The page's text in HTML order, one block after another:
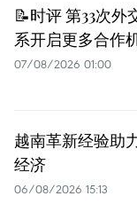
📝时评 第33次外
系开启更多合作
07/08/2026 01:00
越南革新经验助
经济
06/08/2026 15:13